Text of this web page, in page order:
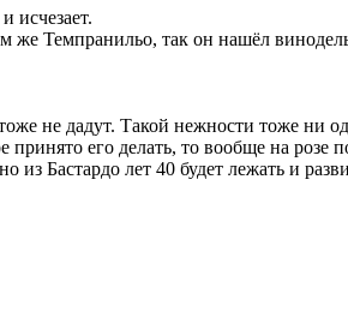
исчезает.
Темпранильо, так он нашёл
не дадут. Такой нежности тоже ни
его делать, то вообще на розе
Бастардо лет 40 будет лежать и